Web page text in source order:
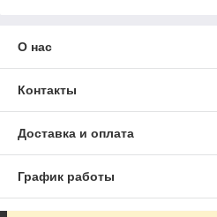
О нас
Контакты
Доставка и оплата
График работы